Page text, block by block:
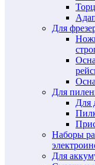
Для
Для
Для
Наборы
Для